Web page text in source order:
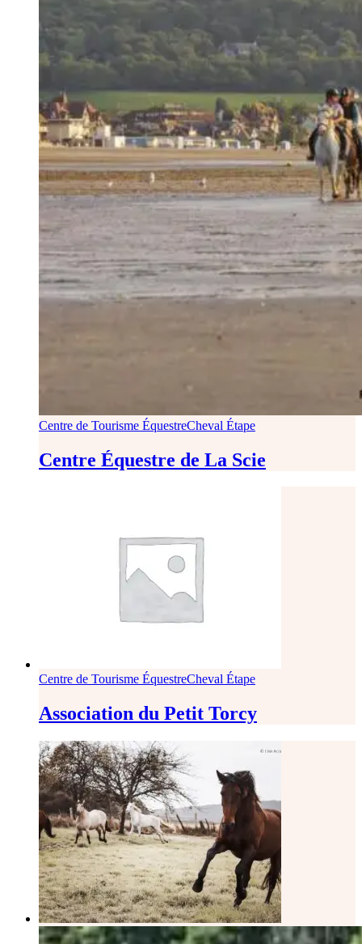
Centre de Tourisme ÉquestreCheval Étape
Centre Équestre de La Scie
Centre de Tourisme ÉquestreCheval Étape
Association du Petit Torcy